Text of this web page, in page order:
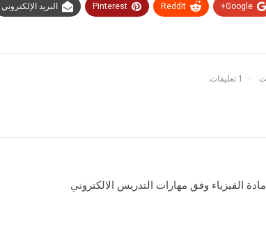
Google+
ReddIt
Pinterest البريد الإلكتروني
1 تعليقات
الفيزياء وفق مهارات التدريس الالكتروني